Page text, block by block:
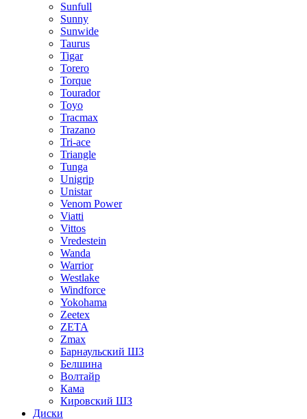
Sunfull
Sunny
Sunwide
Taurus
Tigar
Torero
Torque
Tourador
Toyo
Tracmax
Trazano
Tri-ace
Triangle
Tunga
Unigrip
Unistar
Venom Power
Viatti
Vittos
Vredestein
Wanda
Warrior
Westlake
Windforce
Yokohama
Zeetex
ZETA
Zmax
Барнаульский ШЗ
Белшина
Волтайр
Кама
Кировский ШЗ
Диски